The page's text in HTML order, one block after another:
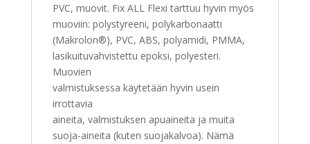
PVC, muovit. Fix ALL Flexi tarttuu hyvin myös
muoviin: polystyreeni, polykarbonaatti
(Makrolon®), PVC, ABS, polyamidi, PMMA,
lasikuituvahvistettu epoksi, polyesteri.
Muovien
valmistuksessa käytetään hyvin usein
irrottavia
aineita, valmistuksen apuaineita ja muita
suoja-aineita (kuten suojakalvoa). Nämä